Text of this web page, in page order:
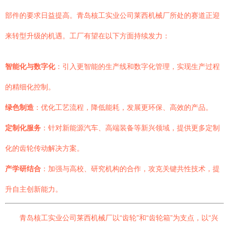
部件的要求日益提高。青岛核工实业公司莱西机械厂所处的赛道正迎
来转型升级的机遇。工厂有望在以下方面持续发力：
智能化与数字化：引入更智能的生产线和数字化管理，实现生产过程
的精细化控制。
绿色制造 ：优化工艺流程，降低能耗，发展更环保、高效的产品。
定制化服务 ：针对新能源汽车、高端装备等新兴领域，提供更多定制
化的齿轮传动解决方案。
产学研结合 ：加强与高校、研究机构的合作，攻克关键共性技术，提
升自主创新能力。
青岛核工实业公司莱西机械厂以“齿轮”和“齿轮箱”为支点，以“兴